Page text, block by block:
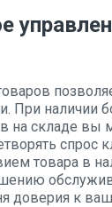
При наличии
на складе вы
спрос
товара в
доверия к